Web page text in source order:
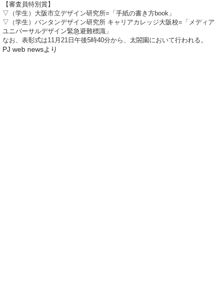
【審査員特別賞】
▽（学生）大阪市立デザイン研究所=「手紙の書き方book」
▽（学生）バンタンデザイン研究所 キャリアカレッジ大阪校=「メディア
ユニバーサルデザイン緊急避難標識」
なお、表彰式は11月21日午後5時40分から、太閤園において行われる。
PJ web newsより